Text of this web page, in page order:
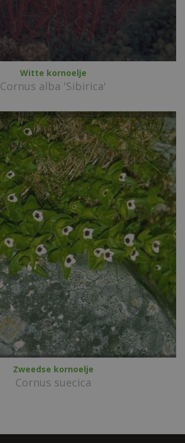
Witte kornoelje
Cornus alba 'Sibirica'
Zweedse kornoelje
Cornus suecica